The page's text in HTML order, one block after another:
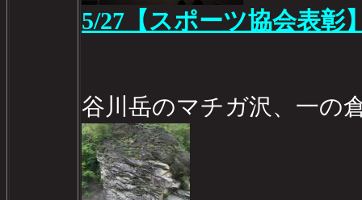
5/27【スポーツ協会表彰
谷川岳のマチガ沢、一の